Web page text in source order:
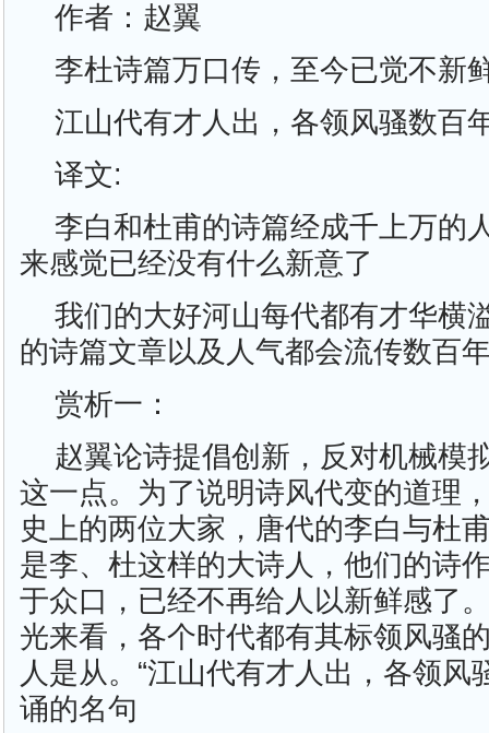
作者：赵翼
李杜诗篇万口传，至今已觉不新
江山代有才人出，各领风骚数百
译文:
李白和杜甫的诗篇经成千上万的
来感觉已经没有什么新意了
我们的大好河山每代都有才华横
的诗篇文章以及人气都会流传数百
赏析一：
赵翼论诗提倡创新，反对机械模
这一点。为了说明诗风代变的道理
史上的两位大家，唐代的李白与杜
是李、杜这样的大诗人，他们的诗
于众口，已经不再给人以新鲜感了
光来看，各个时代都有其标领风骚
人是从。“江山代有才人出，各领风
诵的名句